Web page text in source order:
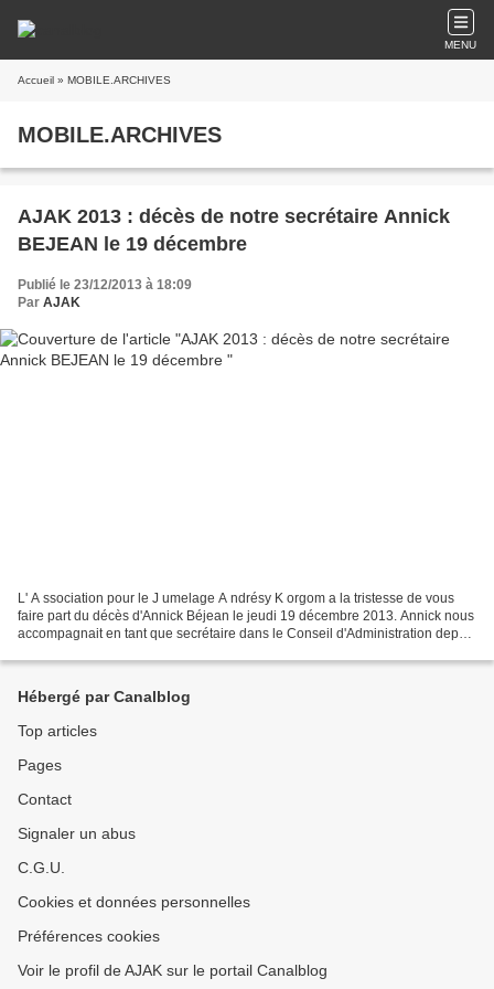
MENU
Accueil » MOBILE.ARCHIVES
MOBILE.ARCHIVES
AJAK 2013 : décès de notre secrétaire Annick
BEJEAN le 19 décembre
Publié le 23/12/2013 à 18:09
Par AJAK
L' A ssociation pour le J umelage A ndrésy K orgom a la tristesse de vous
faire part du décès d'Annick Béjean le jeudi 19 décembre 2013. Annick nous
accompagnait en tant que secrétaire dans le Conseil d'Administration depuis
Hébergé par Canalblog
Top articles
Pages
Contact
Signaler un abus
C.G.U.
Cookies et données personnelles
Préférences cookies
Voir le profil de AJAK sur le portail Canalblog